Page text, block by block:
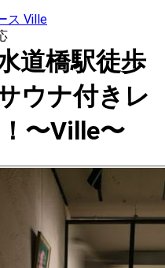
ス Ville
道橋駅徒歩
ウナ付きレ
〜Ville〜